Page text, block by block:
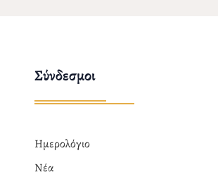
Σύνδεσμοι
Ημερολόγιο
Νέα